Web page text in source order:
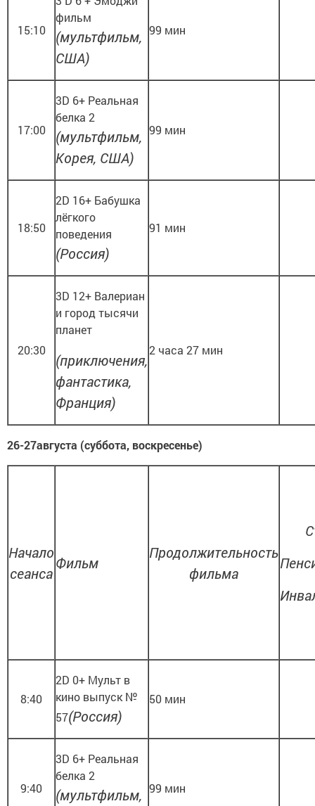
15:10
фильм
(мультфильм,
США)
99 мин
17:00
3D 6+ Реальная
белка 2
(мультфильм,
Корея, США)
99 мин
18:50
2D 16+ Бабушка
лёгкого
поведения
(Россия)
91 мин
20:30
3D 12+ Валериан
и город тысячи
планет
(приключения,
фантастика,
Франция)
2 часа 27 мин
26-27августа (суббота, воскресенье)
Начало
сеанса
Фильм
Продолжительность
фильма
8:40
2D 0+ Мульт в
кино выпуск №
57(Россия)
50 мин
9:40
3D 6+ Реальная
белка 2
(мультфильм, 99 мин